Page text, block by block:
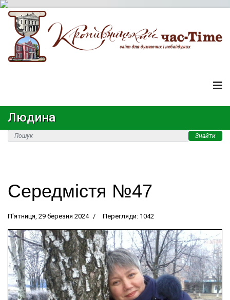
Людина
Знайти
Середмістя №47
П'ятниця, 29 березня 2024 Перегляди: 1042